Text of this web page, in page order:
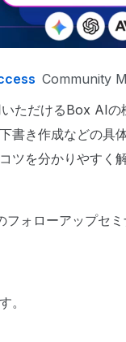
Community
ただけるBox AI
書き作成などの具
ツを分かりやすく
ォローアップセミ
。